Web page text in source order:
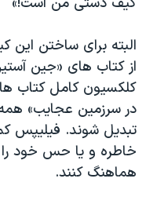
البته برای ساختن این
از کتاب های «جین
کلکسیون کامل کتاب
در سرزمین عجایب»
تبدیل شوند. فیلیپس
خاطره و یا حس خود را
هماهنگ کنند.